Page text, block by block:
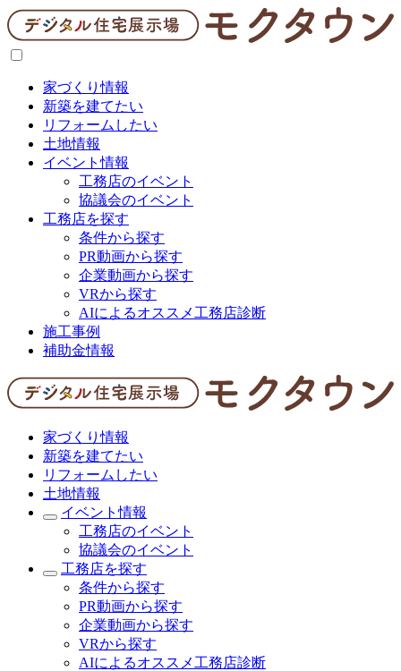
家づくり情報
新築を建てたい
リフォームしたい
土地情報
イベント情報
工務店のイベント
協議会のイベント
工務店を探す
条件から探す
PR動画から探す
企業動画から探す
VRから探す
AIによるオススメ工務店診断
施工事例
補助金情報
家づくり情報
新築を建てたい
リフォームしたい
土地情報
イベント情報
工務店のイベント
協議会のイベント
工務店を探す
条件から探す
PR動画から探す
企業動画から探す
VRから探す
AIによるオススメ工務店診断